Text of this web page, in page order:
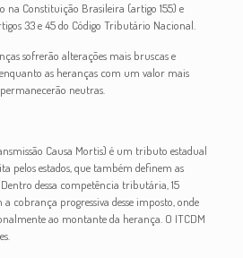
na Constituição Brasileira (artigo 155) e
33 e 45 do Código Tributário Nacional.
sofrerão alterações mais bruscas e
as heranças com um valor mais
neutras.
Causa Mortis) é um tributo estadual
pelos estados, que também definem as
dessa competência tributária, 15
cobrança progressiva desse imposto, onde
ao montante da herança. O ITCDM